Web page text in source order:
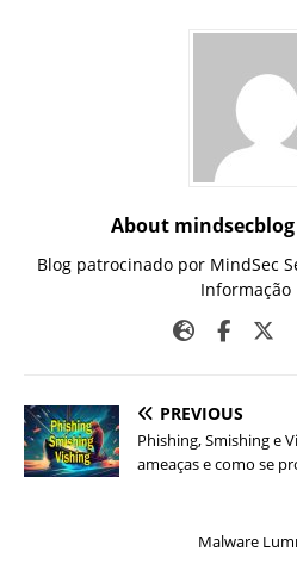
About mindsecblog
Blog patrocinado por MindSec
Informação
PREVIOUS
Phishing, Smishing e
ameaças e como se
Malware